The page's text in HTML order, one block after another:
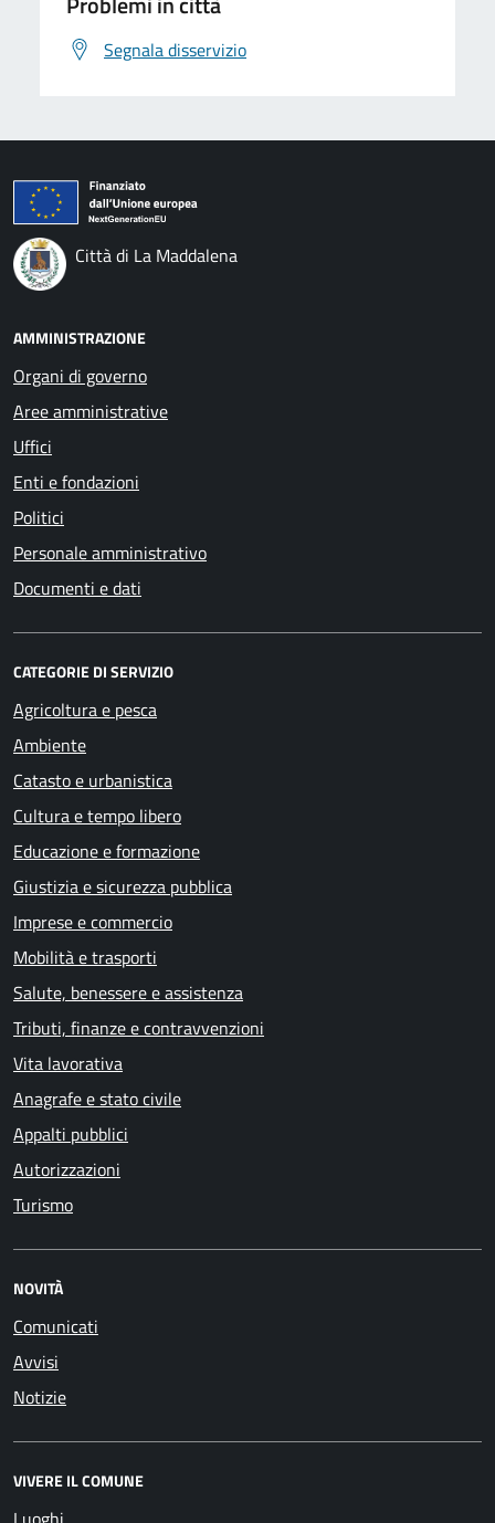
Segnala disservizio
Città di La Maddalena
AMMINISTRAZIONE
Organi di governo
Aree amministrative
Uffici
Enti e fondazioni
Politici
Personale amministrativo
Documenti e dati
CATEGORIE DI SERVIZIO
Agricoltura e pesca
Ambiente
Catasto e urbanistica
Cultura e tempo libero
Educazione e formazione
Giustizia e sicurezza pubblica
Imprese e commercio
Mobilità e trasporti
Salute, benessere e assistenza
Tributi, finanze e contravvenzioni
Vita lavorativa
Anagrafe e stato civile
Appalti pubblici
Autorizzazioni
Turismo
NOVITÀ
Comunicati
Avvisi
Notizie
VIVERE IL COMUNE